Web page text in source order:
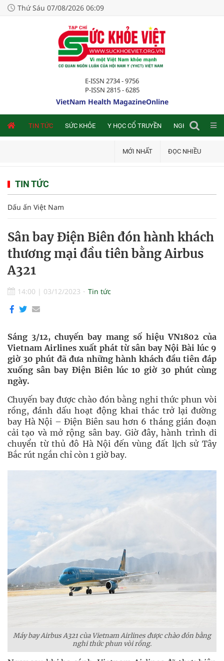
Thứ Sáu 07/08/2026 06:09
E-ISSN 2734 - 9756
P-ISSN 2815 - 6285
VietNam Health MagazineOnline
TIN TỨC SỨC KHỎE Y HỌC CỔ TRUYỀN NGHIÊN CỨU
MỚI NHẤT ĐỌC NHIỀU
TIN TỨC
Dấu ấn Việt Nam
Sân bay Điện Biên đón hành khách
thương mại đầu tiên bằng Airbus
A321
14:00 | 03/12/2023 Tin tức
Sáng 3/12, chuyến bay mang số hiệu VN1802 của
Vietnam Airlines xuất phát từ sân bay Nội Bài lúc 9
giờ 30 phút đã đưa những hành khách đầu tiên đáp
xuống sân bay Điện Biên lúc 10 giờ 30 phút cùng
ngày.
Chuyến bay được chào đón bằng nghi thức phun vòi
rồng, đánh dấu hoạt động khai thác trở lại đường
bay Hà Nội – Điện Biên sau hơn 6 tháng gián đoạn
cải tạo và mở rộng sân bay. Giờ đây, hành trình di
chuyển từ thủ đô Hà Nội đến vùng đất lịch sử Tây
Bắc rút ngắn chỉ còn 1 giờ bay.
Máy bay Airbus A321 cùa Vietnam Airlines được chào đón bằng
nghi thức phun vòi rồng.